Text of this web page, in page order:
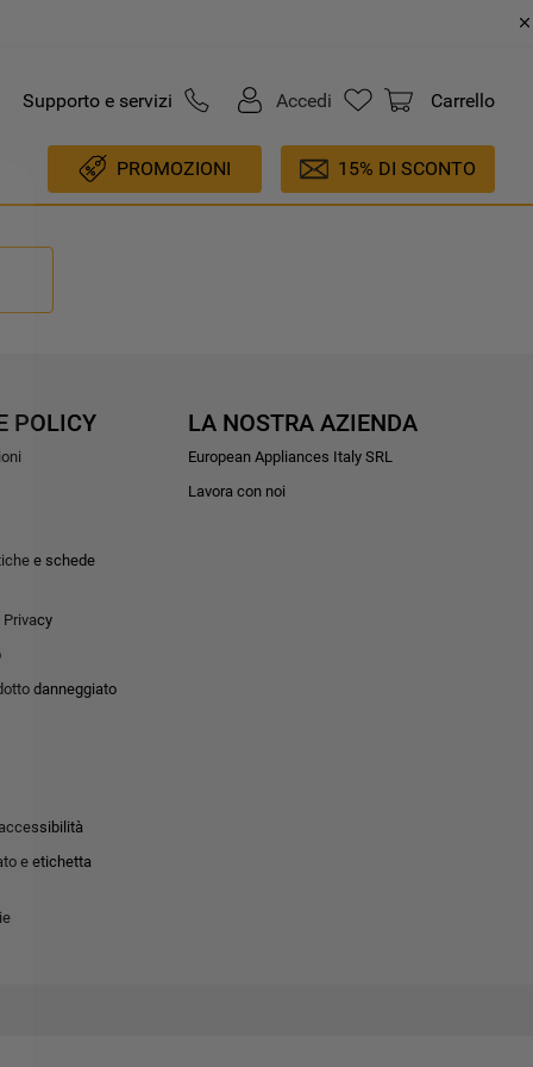
Supporto e servizi Accedi Carrello
PROMOZIONI 15% DI SCONTO
POLICY
e schede
danneggiato
e etichetta
LA NOSTRA AZIENDA
European Appliances Italy SRL
Lavora con noi